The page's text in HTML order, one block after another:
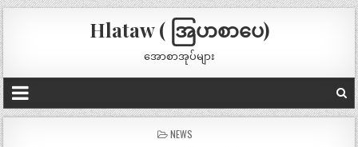
Hlataw ( အြပာစာပေ)
အောစာအုပ်များ
POSTED
NEWS